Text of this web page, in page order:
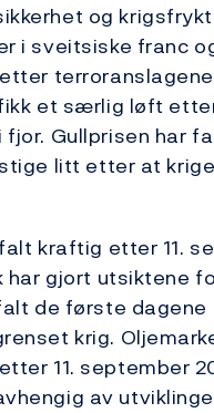
og
i sveitsiske franc
et særlig løft
fjor. Gullprisen har
litt etter at
kraftig etter 11.
har gjort utsiktene
de første dagene
krig.
11. september
av